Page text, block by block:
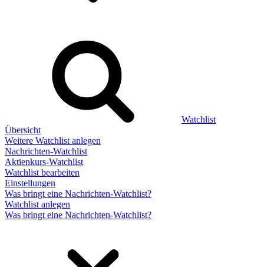
Watchlist
Übersicht
Weitere Watchlist anlegen
Nachrichten-Watchlist
Aktienkurs-Watchlist
Watchlist bearbeiten
Einstellungen
Was bringt eine Nachrichten-Watchlist?
Watchlist anlegen
Was bringt eine Nachrichten-Watchlist?